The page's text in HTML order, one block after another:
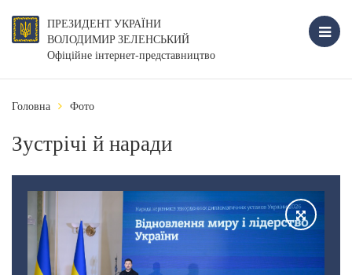
ПРЕЗИДЕНТ УКРАЇНИ
ВОЛОДИМИР ЗЕЛЕНСЬКИЙ
Офіційне інтернет-представництво
Головна Фото
Зустрічі й наради